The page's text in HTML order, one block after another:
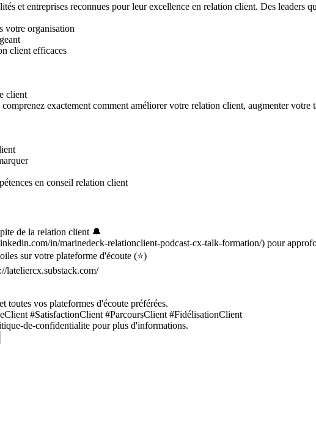
et entreprises reconnues pour leur excellence en relation client. Des leaders
votre organisation
client efficaces
client
exactement comment améliorer votre relation client, augmenter
en conseil relation client
de la relation client 🔔
in/marinedeck-relationclient-podcast-cx-talk-formation/) pour
sur votre plateforme d'écoute (⭐)
lateliercx.substack.com/
toutes vos plateformes d'écoute préférées.
#SatisfactionClient #ParcoursClient #FidélisationClient
de-confidentialite pour plus d'informations.